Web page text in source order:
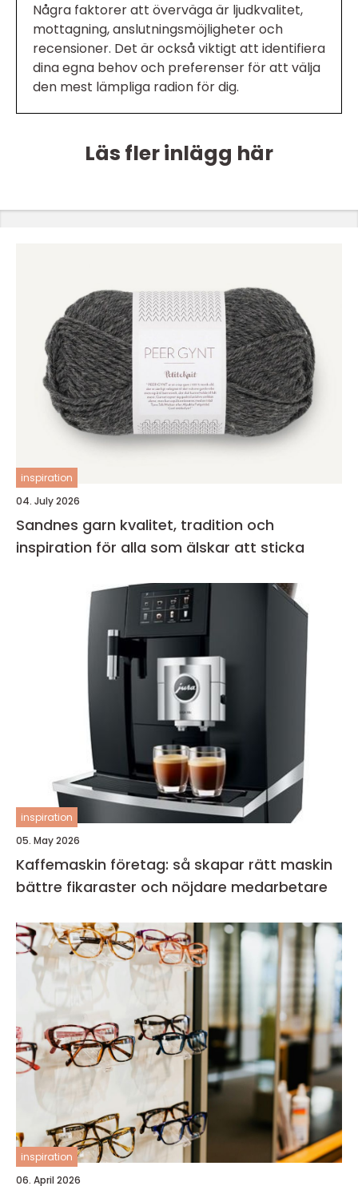
Några faktorer att överväga är ljudkvalitet,
mottagning, anslutningsmöjligheter och
recensioner. Det är också viktigt att identifiera
dina egna behov och preferenser för att välja
den mest lämpliga radion för dig.
Läs fler inlägg här
inspiration
04. July 2026
Sandnes garn kvalitet, tradition och
inspiration för alla som älskar att sticka
inspiration
05. May 2026
Kaffemaskin företag: så skapar rätt maskin
bättre fikaraster och nöjdare medarbetare
inspiration
06. April 2026